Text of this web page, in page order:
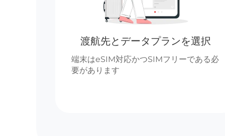
渡航先とデータプランを選択
端末はeSIM対応かつSIMフリーである必
要があります